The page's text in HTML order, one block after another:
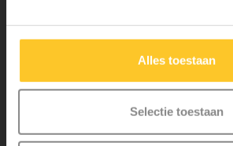
Alles toestaan
Selectie toestaan
veiligheid en zeer duurzaam. Elk onderdeel is
hebt jarenlang plezier van een Micro step!